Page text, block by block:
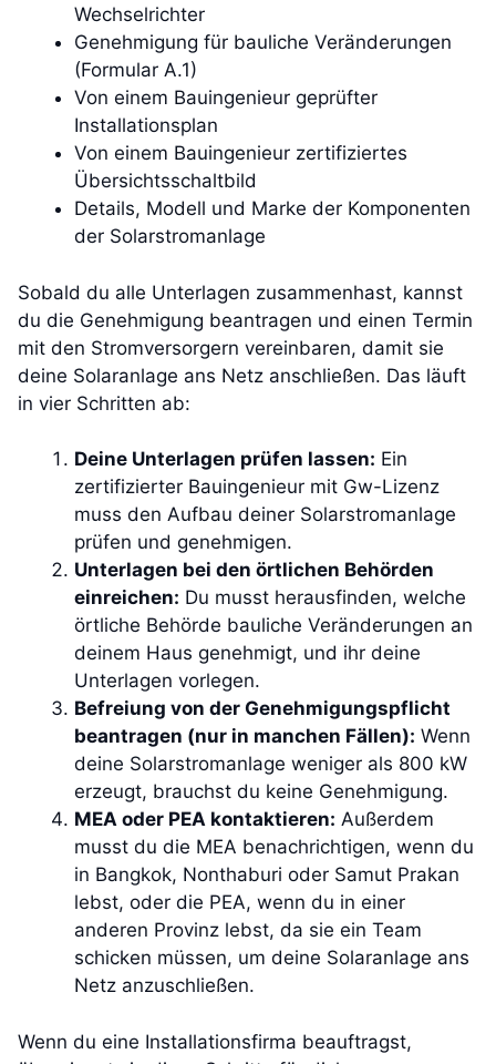
Wechselrichter
Genehmigung für bauliche Veränderungen
(Formular A.1)
Von einem Bauingenieur geprüfter
Installationsplan
Von einem Bauingenieur zertifiziertes
Übersichtsschaltbild
Details, Modell und Marke der Komponenten
der Solarstromanlage
Sobald du alle Unterlagen zusammenhast, kannst
du die Genehmigung beantragen und einen Termin
mit den Stromversorgern vereinbaren, damit sie
deine Solaranlage ans Netz anschließen. Das läuft
in vier Schritten ab:
Deine Unterlagen prüfen lassen: Ein
zertifizierter Bauingenieur mit Gw-Lizenz
muss den Aufbau deiner Solarstromanlage
prüfen und genehmigen.
Unterlagen bei den örtlichen Behörden
einreichen: Du musst herausfinden, welche
örtliche Behörde bauliche Veränderungen an
deinem Haus genehmigt, und ihr deine
Unterlagen vorlegen.
Befreiung von der Genehmigungspflicht
beantragen (nur in manchen Fällen): Wenn
deine Solarstromanlage weniger als 800 kW
erzeugt, brauchst du keine Genehmigung.
MEA oder PEA kontaktieren: Außerdem
musst du die MEA benachrichtigen, wenn du
in Bangkok, Nonthaburi oder Samut Prakan
lebst, oder die PEA, wenn du in einer
anderen Provinz lebst, da sie ein Team
schicken müssen, um deine Solaranlage ans
Netz anzuschließen.
Wenn du eine Installationsfirma beauftragst,